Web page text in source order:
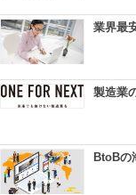
業界最
製造業
BtoBの